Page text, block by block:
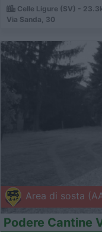
Celle Ligure (SV) -
Via Sanda, 30
Area di sosta
Podere Cantine